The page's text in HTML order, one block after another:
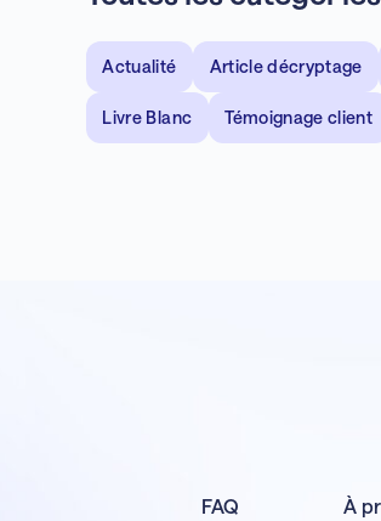
Actualité Article décryptage
Livre Blanc Témoignage client
FAQ
À